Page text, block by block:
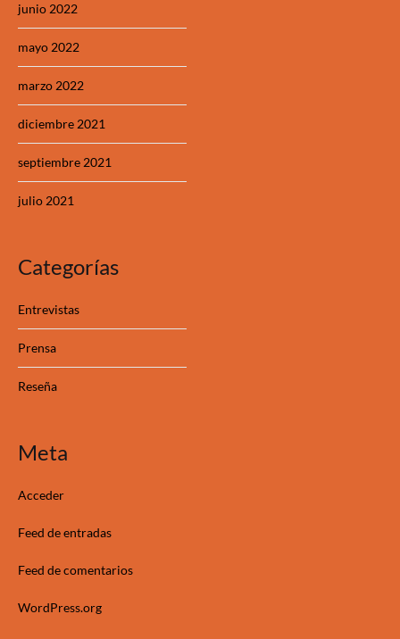
junio 2022
mayo 2022
marzo 2022
diciembre 2021
septiembre 2021
julio 2021
Categorías
Entrevistas
Prensa
Reseña
Meta
Acceder
Feed de entradas
Feed de comentarios
WordPress.org